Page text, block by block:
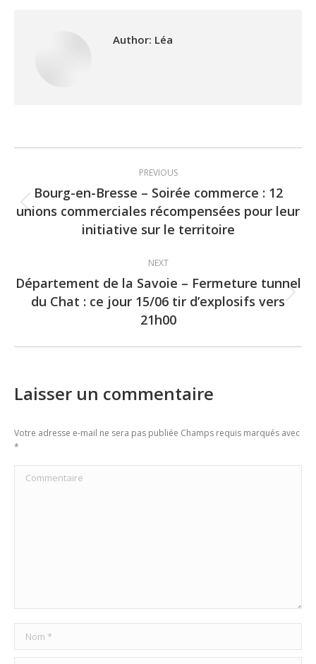
Author: Léa
navigation
PREVIOUS
Previous
post:
Bourg-en-Bresse – Soirée commerce : 12
unions commerciales récompensées pour leur
initiative sur le territoire
NEXT
Next
post:
Département de la Savoie – Fermeture tunnel
du Chat : ce jour 15/06 tir d’explosifs vers
21h00
Laisser un commentaire
Votre adresse e-mail ne sera pas publiée Champs requis marqués avec
*
Commentaire
Nom *